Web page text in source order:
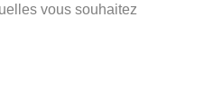
vous souhaitez